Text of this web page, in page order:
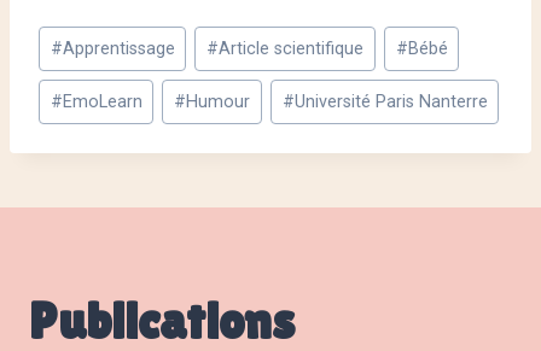
Étiquettes
de
la
#Apprentissage #Article scientifique #Bébé
#EmoLearn #Humour #Université Paris Nanterre
Publications